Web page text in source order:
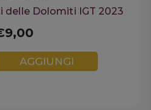
delle Dolomiti IGT 2023
AGGIUNGI